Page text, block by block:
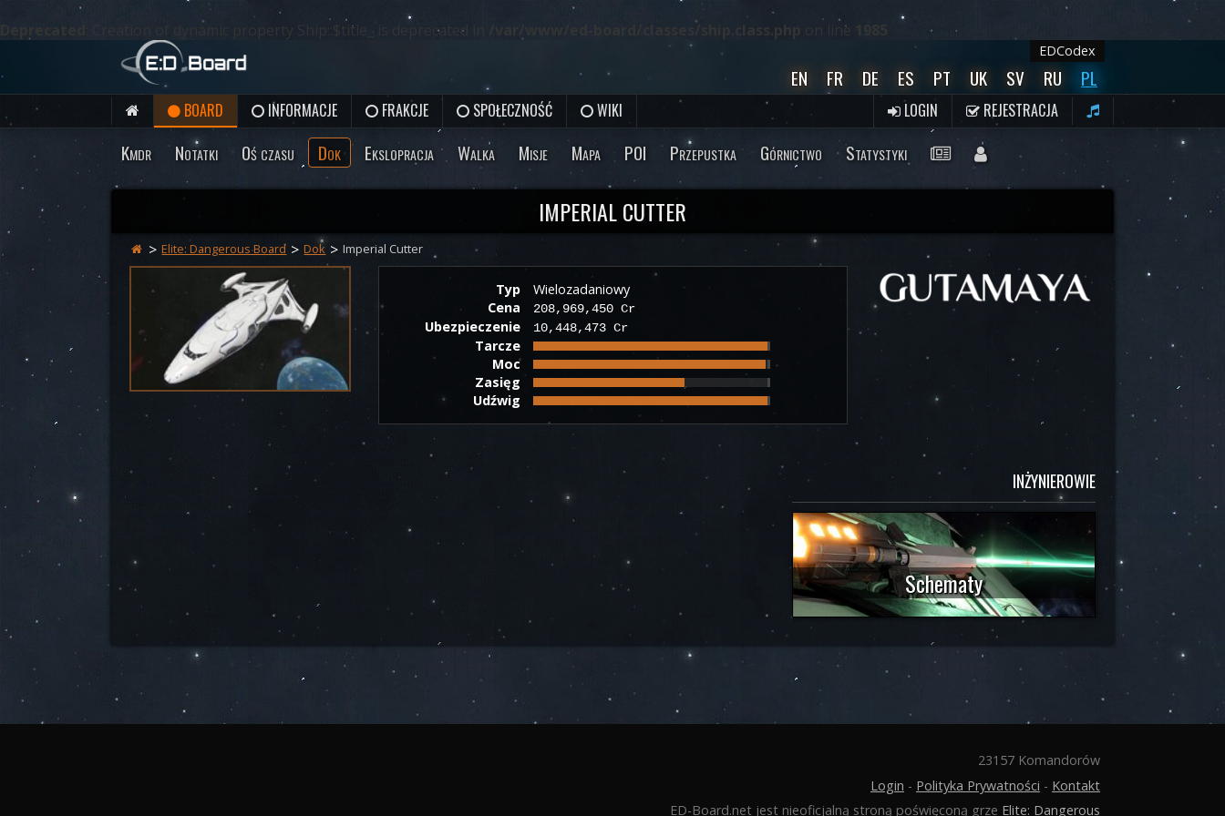
Deprecated : Creation of dynamic property Ship::$title_ is deprecated in /var/www/ed-board/classes/ship.class.php on line 1985
EDCodex
EN FR DE ES PT UK SV RU PL
BOARD INFORMACJE FRAKCJE SPOŁECZNOŚĆ WIKI LOGIN REJESTRACJA
Kmdr Notatki Oś czasu Dok Ekslopracja Walka Misje Mapa POI Przepustka Górnictwo Statystyki
IMPERIAL CUTTER
Elite: Dangerous Board Dok Imperial Cutter
Typ
Wielozadaniowy
Cena
208,969,450 Cr
Ubezpieczenie 10,448,473 Cr
Tarcze
Moc
Zasięg
Udźwig
INŻYNIEROWIE
Schematy
23157 Komandorów
Login - Polityka Prywatności - Kontakt
ED-Board.net jest nieoficjalną stroną poświęconą grze Elite: Dangerous